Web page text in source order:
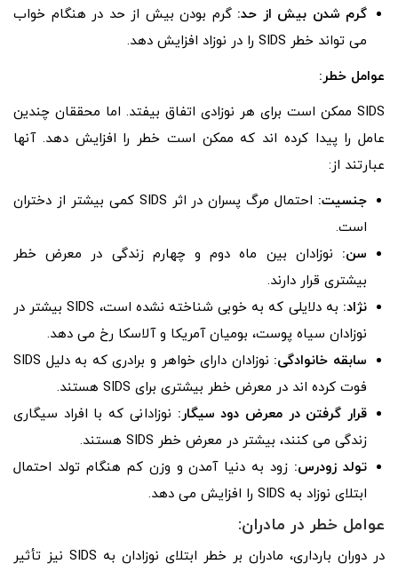
گرم شدن بیش از حد: گرم بودن بیش از حد در هنگام خواب
می تواند خطر SIDS را در نوزاد افزایش دهد.
عوامل خطر:
SIDS ممکن است برای هر نوزادی اتفاق بیفتد. اما محققان چندین
عامل را پیدا کرده اند که ممکن است خطر را افزایش دهد. آنها
عبارتند از:
جنسیت:
احتمال مرگ پسران در اثر SIDS کمی بیشتر از دختران
است.
سن: نوزادان بین ماه دوم و چهارم زندگی در معرض خطر
بیشتری قرار دارند.
نژاد:
به دلایلی که به خوبی شناخته نشده است، SIDS بیشتر در
نوزادان سیاه پوست، بومیان آمریکا و آلاسکا رخ می دهد.
سابقه خانوادگی:
نوزادان دارای خواهر و برادری که به دلیل SIDS
فوت کرده اند در معرض خطر بیشتری برای SIDS هستند.
قرار گرفتن در معرض دود سیگار: نوزادانی که با افراد سیگاری
زندگی می کنند، بیشتر در معرض خطر SIDS هستند.
تولد زودرس: زود به دنیا آمدن و وزن کم هنگام تولد احتمال
ابتلای نوزاد به SIDS را افزایش می دهد.
عوامل خطر در مادران:
در دوران بارداری، مادران بر خطر ابتلای نوزادان به SIDS نیز تأثیر